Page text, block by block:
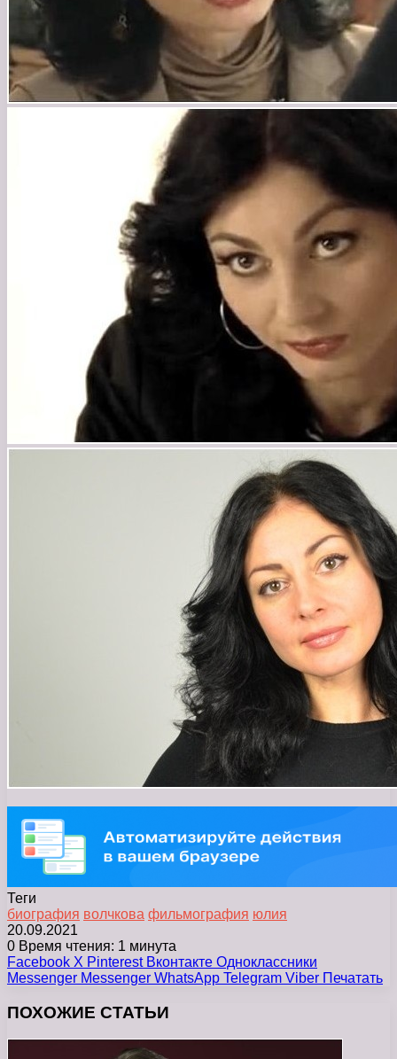
Теги
биография волчкова фильмография юлия
20.09.2021
0 Время чтения: 1 минута
Facebook X Pinterest Вконтакте Одноклассники
Messenger Messenger WhatsApp Telegram Viber Печатать
ПОХОЖИЕ СТАТЬИ